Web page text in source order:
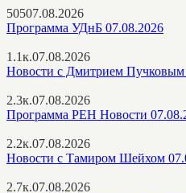
50507.08.2026
Программа УДнБ 07.08.2026
1.1к.07.08.2026
Новости с Дмитрием Пучковым
2.3к.07.08.2026
Программа РЕН Новости
2.2к.07.08.2026
Новости с Тамиром Шейхом
2.7к.07.08.2026